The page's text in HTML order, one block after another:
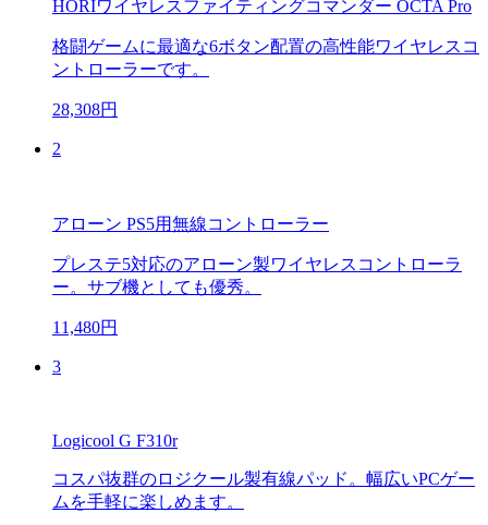
HORIワイヤレスファイティングコマンダー OCTA Pro
格闘ゲームに最適な6ボタン配置の高性能ワイヤレスコ
ントローラーです。
28,308円
2
アローン PS5用無線コントローラー
プレステ5対応のアローン製ワイヤレスコントローラ
ー。サブ機としても優秀。
11,480円
3
Logicool G F310r
コスパ抜群のロジクール製有線パッド。幅広いPCゲー
ムを手軽に楽しめます。